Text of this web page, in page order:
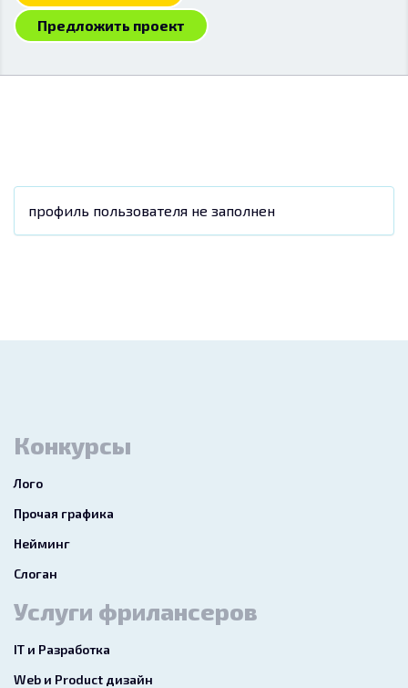
Предложить проект
профиль пользователя не заполнен
Конкурсы
Лого
Прочая графика
Нейминг
Слоган
Услуги фрилансеров
IT и Разработка
Web и Product дизайн